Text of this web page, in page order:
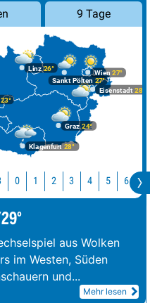
9 Tage
Graz24°
Klagenfurt 28°
Linz26°
Wien 27°
Eisenstadt 28°
Sankt Pölten 27°
0 1 2 3 4 5 6 7
aus Wolken
im Westen, Süden
und...
Mehr lesen